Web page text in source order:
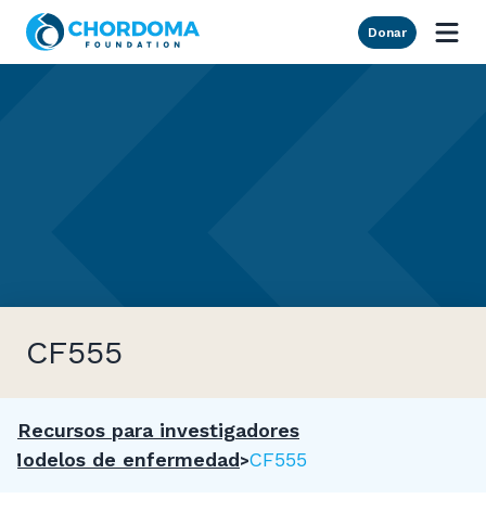
Skip to Main Content
Donar
CF555
Recursos para investigadores
Modelos de enfermedad CF555